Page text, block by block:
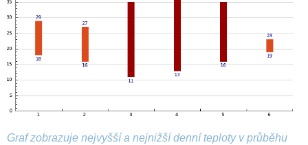
Graf zobrazuje nejvyšší a nejnižší denní teploty v průběhu